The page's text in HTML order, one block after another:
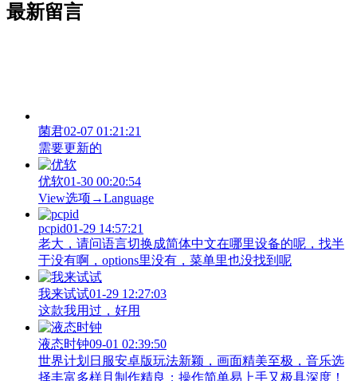
最新留言
菌君02-07 01:21:21
需要更新的
优软01-30 00:20:54
View‌选项→Language
pcpid01-29 14:57:21
老大，请问语言切换成简体中文在哪里设备的呢，找半
于没有啊，options里没有，菜单里也没找到呢
我来试试01-29 12:27:03
这款我用过，好用
液态时钟09-01 02:39:50
世界计划日服安卓版玩法新颖，画面精美至极，音乐选
择丰富多样且制作精良；操作简单易上手又极具深度！